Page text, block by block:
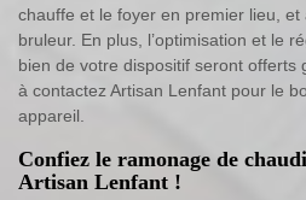
chauffe et le foyer en premier lieu,
bruleur. En plus, l’optimisation et le
bien de votre dispositif seront offerts
à contactez Artisan Lenfant pour le
appareil.
Confiez le ramonage de
Artisan Lenfant !